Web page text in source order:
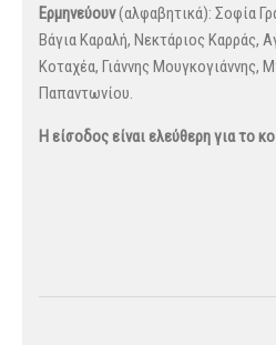
Ερμηνεύουν(αλφαβητικά): Σοφία
Βάγια Καραλή, Νεκτάριος Καρράς,
Κοταχέα, Γιάννης Μουγκογιάννης,
Παπαντωνίου.
Η είσοδος είναι ελεύθερη για το